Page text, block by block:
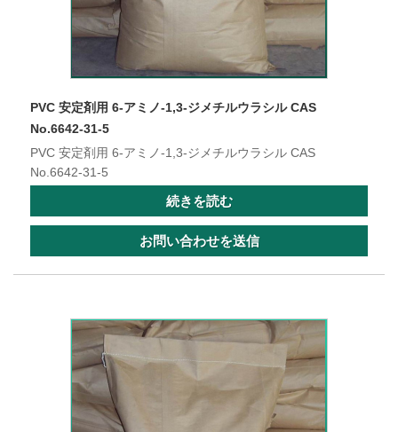
PVC 安定剤用 6-アミノ-1,3-ジメチルウラシル CAS
No.6642-31-5
PVC 安定剤用 6-アミノ-1,3-ジメチルウラシル CAS
No.6642-31-5
続きを読む
お問い合わせを送信